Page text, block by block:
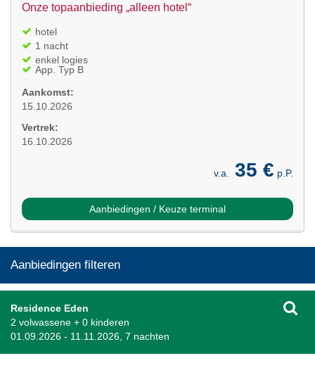
Onze topaanbieding „alleen hotel“
hotel
1 nacht
enkel logies
App. Typ B
Aankomst:
15.10.2026
Vertrek:
16.10.2026
v.a. 35 € p.P.
Aanbiedingen / Keuze terminal
Aanbiedingen filteren
Residence Eden
2 volwassene + 0 kinderen
01.09.2026 - 11.11.2026, 7 nachten